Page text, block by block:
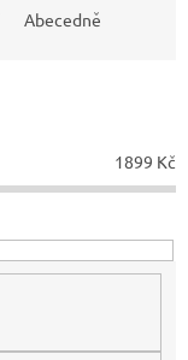
Abecedně
1899 Kč